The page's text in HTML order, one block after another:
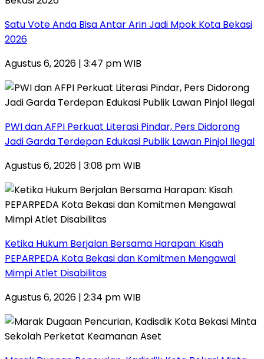
Satu Vote Anda Bisa Antar Arin Jadi Mpok Kota Bekasi
2026
Agustus 6, 2026 | 3:47 pm WIB
PWI dan AFPI Perkuat Literasi Pindar, Pers Didorong
Jadi Garda Terdepan Edukasi Publik Lawan Pinjol Ilegal
Agustus 6, 2026 | 3:08 pm WIB
Ketika Hukum Berjalan Bersama Harapan: Kisah
PEPARPEDA Kota Bekasi dan Komitmen Mengawal
Mimpi Atlet Disabilitas
Agustus 6, 2026 | 2:34 pm WIB